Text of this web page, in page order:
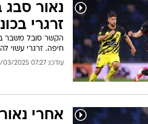
נאור
זרגרי
הקשר סובל משבר
חיפה. זרגרי עשוי
עודכן: 07:27 29/03/2025
אחרי